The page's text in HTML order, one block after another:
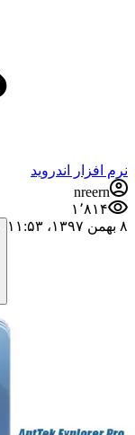
نرم افزار اندروید
nreern
۱٬۸۱۴
۸ بهمن ۱۳۹۷،‏ ۱۱:۵۳